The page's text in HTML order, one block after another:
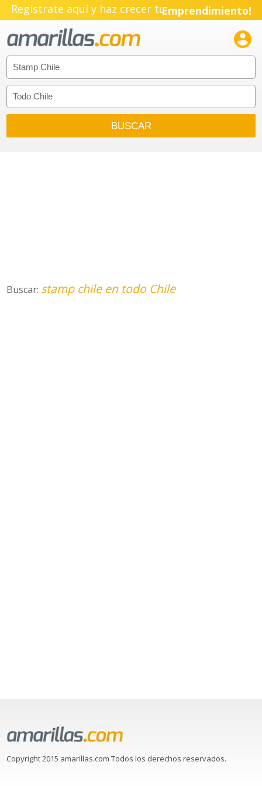
Regístrate aquí y haz crecer tuEmprendimiento!

Buscar: stamp chile en todo Chile
Copyright 2015 amarillas.com Todos los derechos reservados.